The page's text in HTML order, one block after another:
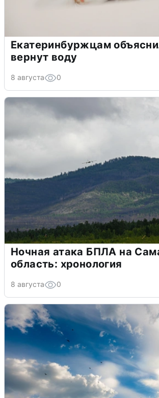
Екатеринбуржцам
вернут воду
8 августа 0
Ночная атака БПЛА на
область: хронология
8 августа 0